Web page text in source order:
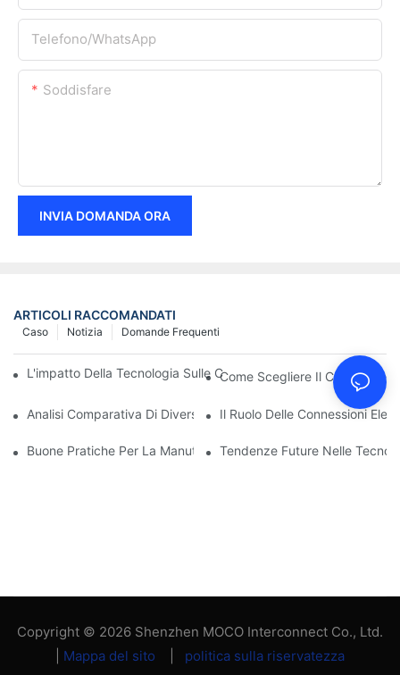
Telefono/WhatsApp
Soddisfare
INVIA DOMANDA ORA
ARTICOLI RACCOMANDATI
Domande Frequenti
Notizia
Caso
L'impatto Della Tecnologia Sulle Connessioni Elettriche
Come Scegliere Il
Analisi Comparativa Di Diversi Tipi Di Connessioni Elettriche
Il Ruolo Delle Connessioni
Buone Pratiche Per La Manutenzione Dei Collegamenti Elettrici
Tendenze Future Nelle
Copyright © 2026 Shenzhen MOCO Interconnect Co., Ltd.
Mappa del sito politica sulla riservatezza